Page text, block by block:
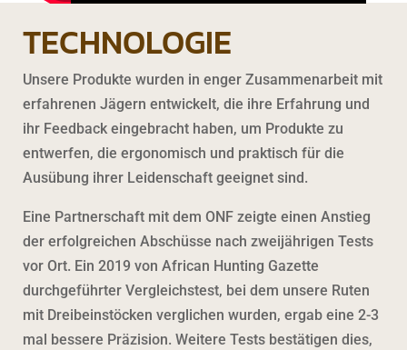
TECHNOLOGIE
Unsere Produkte wurden in enger Zusammenarbeit mit
erfahrenen Jägern entwickelt, die ihre Erfahrung und
ihr Feedback eingebracht haben, um Produkte zu
entwerfen, die ergonomisch und praktisch für die
Ausübung ihrer Leidenschaft geeignet sind.
Eine Partnerschaft mit dem ONF zeigte einen Anstieg
der erfolgreichen Abschüsse nach zweijährigen Tests
vor Ort. Ein 2019 von African Hunting Gazette
durchgeführter Vergleichstest, bei dem unsere Ruten
mit Dreibeinstöcken verglichen wurden, ergab eine 2-3
mal bessere Präzision. Weitere Tests bestätigen dies,